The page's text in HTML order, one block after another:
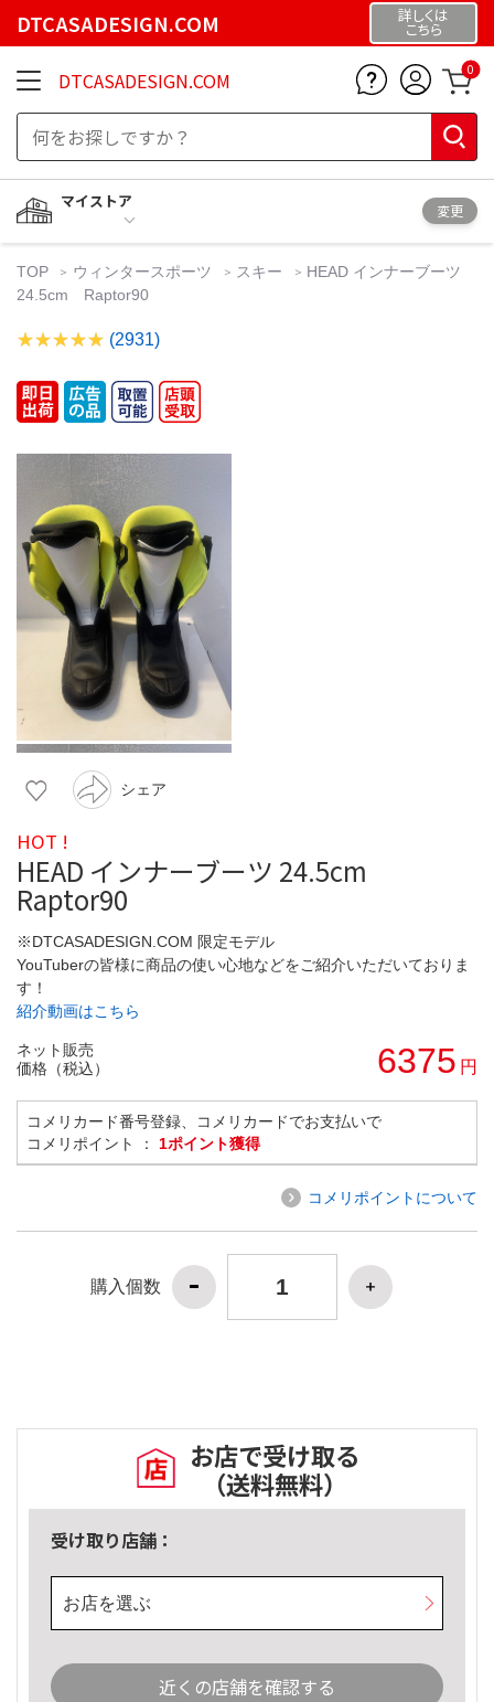
DTCASADESIGN.COM 詳しくは
こちら
DTCASADESIGN.COM 0
マイストア
変更
TOP ウィンタースポーツ スキー
HEAD インナーブーツ
24.5cm Raptor90
(2931)
シェア
HOT !
HEAD インナーブーツ 24.5cm
Raptor90
※DTCASADESIGN.COM 限定モデル
YouTuberの皆様に商品の使い心地などをご紹介いただいておりま
す！
紹介動画はこちら
ネット販売
価格（税込）
6375 円
コメリカード番号登録、コメリカードでお支払いで
コメリポイント ： 1ポイント獲得
コメリポイントについて
購入個数
お店で受け取る
（送料無料）
受け取り店舗：
お店を選ぶ
近くの店舗を確認する